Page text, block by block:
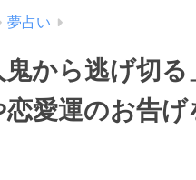
夢占い
鬼から逃げ切
恋愛運のお告